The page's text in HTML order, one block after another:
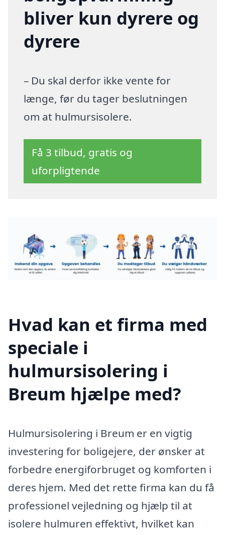
bliver kun dyrere og
dyrere
– Du skal derfor ikke vente for
længe, før du tager beslutningen
om at hulmursisolere.
Få 3 tilbud, gratis og
uforpligtende
Hvad kan et firma med
speciale i
hulmursisolering i
Breum hjælpe med?
Hulmursisolering i Breum er en vigtig
investering for boligejere, der ønsker at
forbedre energiforbruget og komforten i
deres hjem. Med det rette firma kan du få
professionel vejledning og hjælp til at
isolere hulmuren effektivt, hvilket kan